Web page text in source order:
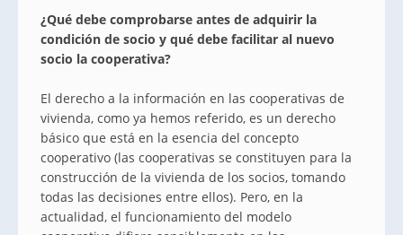
¿Qué debe comprobarse antes de adquirir la
condición de socio y qué debe facilitar al nuevo
socio la cooperativa?
El derecho a la información en las cooperativas de
vivienda, como ya hemos referido, es un derecho
básico que está en la esencia del concepto
cooperativo (las cooperativas se constituyen para la
construcción de la vivienda de los socios, tomando
todas las decisiones entre ellos). Pero, en la
actualidad, el funcionamiento del modelo